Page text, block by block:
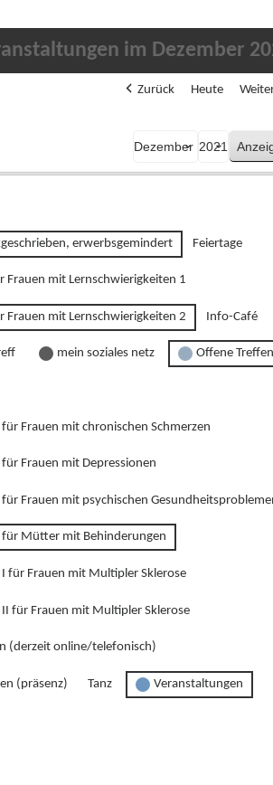
im Dezember
Zurück Heute
erwerbsgemindert Feiertage
Frauen mit Lernschwierigkeiten 1
Frauen mit Lernschwierigkeiten 2 Info-Café
mein soziales netz Offene Treffen
Frauen mit chronischen Schmerzen
Frauen mit Depressionen
Frauen mit psychischen
Mütter mit Behinderungen
für Frauen mit Multipler Sklerose
für Frauen mit Multipler Sklerose
(derzeit online/telefonisch)
(präsenz) Tanz Veranstaltungen